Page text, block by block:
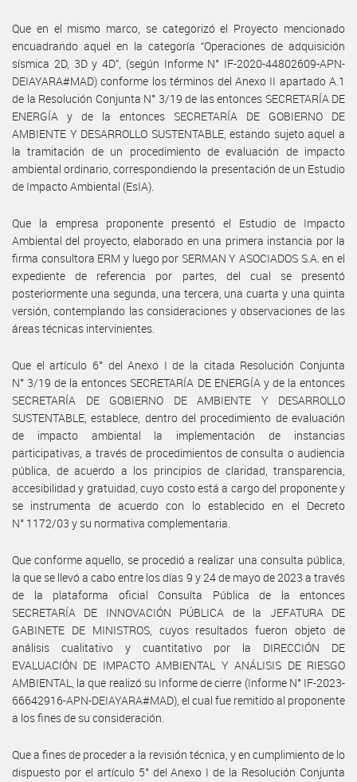
Que en el mismo marco, se categorizó el Proyecto mencionado
encuadrando aquel en la categoría “Operaciones de adquisición
sísmica 2D, 3D y 4D”, (según Informe N° IF-2020-44802609-APN-
DEIAYARA#MAD) conforme los términos del Anexo II apartado A.1
de la Resolución Conjunta N° 3/19 de las entonces SECRETARÍA DE
ENERGÍA y de la entonces SECRETARÍA DE GOBIERNO DE
AMBIENTE Y DESARROLLO SUSTENTABLE, estando sujeto aquel a
la tramitación de un procedimiento de evaluación de impacto
ambiental ordinario, correspondiendo la presentación de un Estudio
de Impacto Ambiental (EsIA).
Que la empresa proponente presentó el Estudio de Impacto
Ambiental del proyecto, elaborado en una primera instancia por la
firma consultora ERM y luego por SERMAN Y ASOCIADOS S.A. en el
expediente de referencia por partes, del cual se presentó
posteriormente una segunda, una tercera, una cuarta y una quinta
versión, contemplando las consideraciones y observaciones de las
áreas técnicas intervinientes.
Que el artículo 6° del Anexo I de la citada Resolución Conjunta
N° 3/19 de la entonces SECRETARÍA DE ENERGÍA y de la entonces
SECRETARÍA DE GOBIERNO DE AMBIENTE Y DESARROLLO
SUSTENTABLE, establece, dentro del procedimiento de evaluación
de impacto ambiental la implementación de instancias
participativas, a través de procedimientos de consulta o audiencia
pública, de acuerdo a los principios de claridad, transparencia,
accesibilidad y gratuidad, cuyo costo está a cargo del proponente y
se instrumenta de acuerdo con lo establecido en el Decreto
N° 1172/03 y su normativa complementaria.
Que conforme aquello, se procedió a realizar una consulta pública,
la que se llevó a cabo entre los días 9 y 24 de mayo de 2023 a través
de la plataforma oficial Consulta Pública de la entonces
SECRETARÍA DE INNOVACIÓN PÚBLICA de la JEFATURA DE
GABINETE DE MINISTROS, cuyos resultados fueron objeto de
análisis cualitativo y cuantitativo por la DIRECCIÓN DE
EVALUACIÓN DE IMPACTO AMBIENTAL Y ANÁLISIS DE RIESGO
AMBIENTAL, la que realizó su Informe de cierre (Informe N° IF-2023-
66642916-APN-DEIAYARA#MAD), el cual fue remitido al proponente
a los fines de su consideración.
Que a fines de proceder a la revisión técnica, y en cumplimiento de lo
dispuesto por el artículo 5° del Anexo I de la Resolución Conjunta